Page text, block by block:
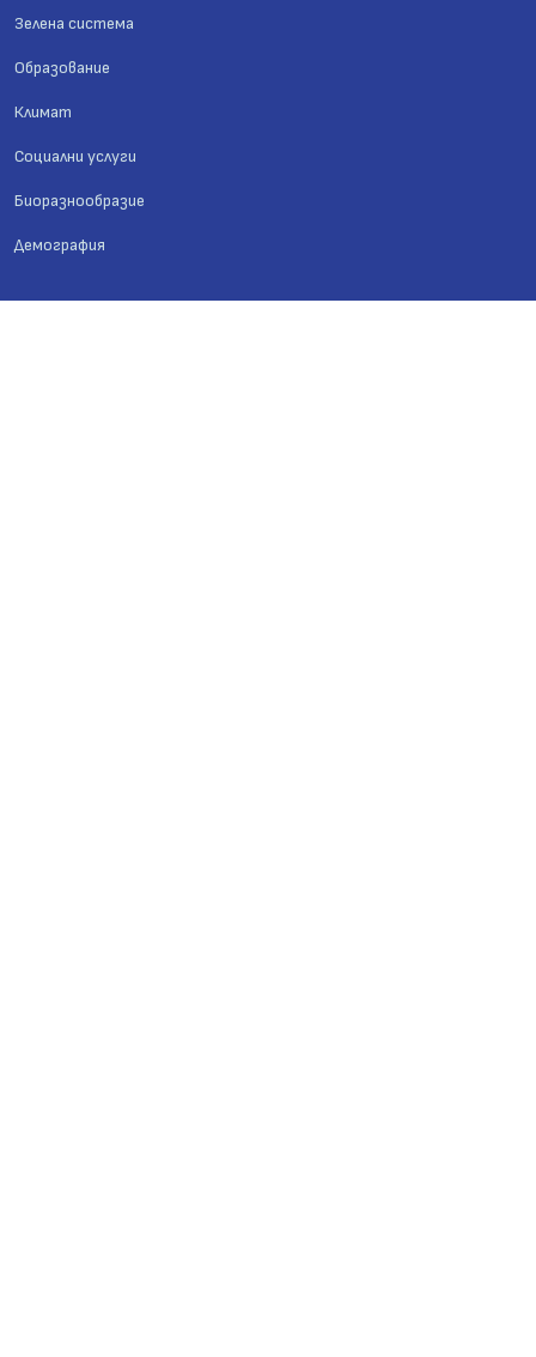
Зелена система
Образование
Климат
Социални услуги
Биоразнообразие
Демография